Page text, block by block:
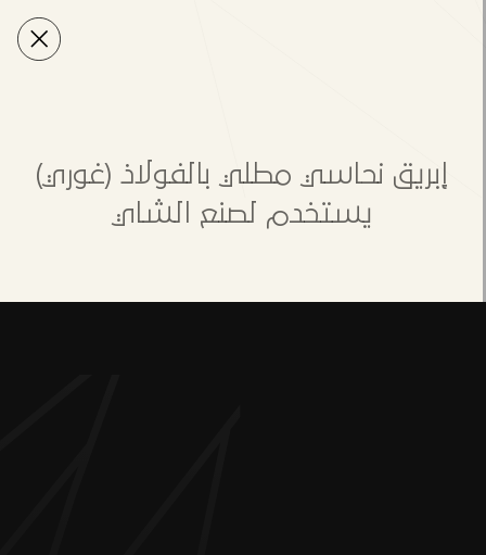
إبريق نحاسي مطلي بالفولاذ (غوري)
يستخدم لصنع الشاي